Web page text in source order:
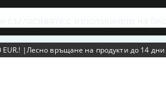
с използването на
|Лесно връщане на продукти до 14 дни